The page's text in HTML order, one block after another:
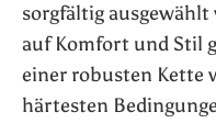
sorgfältig
auf Komfort und Stil
einer robusten Kette
härtesten